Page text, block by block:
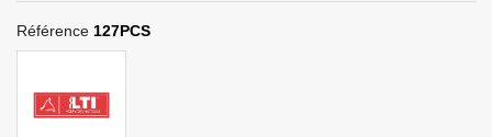
Référence 127PCS